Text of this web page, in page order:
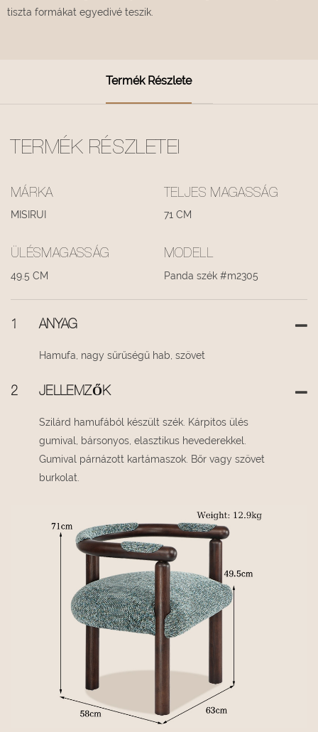
tiszta formákat egyedivé teszik.
Termék Részlete
TERMÉK RÉSZLETEI
MÁRKA
MISIRUI
TELJES MAGASSÁG
71 CM
ÜLÉSMAGASSÁG
49.5 CM
MODELL
Panda szék #m2305
1 ANYAG
Hamufa, nagy sűrűségű hab, szövet
2 JELLEMZŐK
Szilárd hamufából készült szék. Kárpitos ülés
gumival, bársonyos, elasztikus hevederekkel.
Gumival párnázott kartámaszok. Bőr vagy szövet
burkolat.